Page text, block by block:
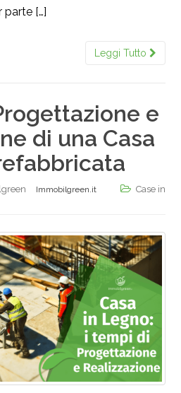
[…]
Leggi Tutto
e
di una Casa
Immobilgreen.it
Case in